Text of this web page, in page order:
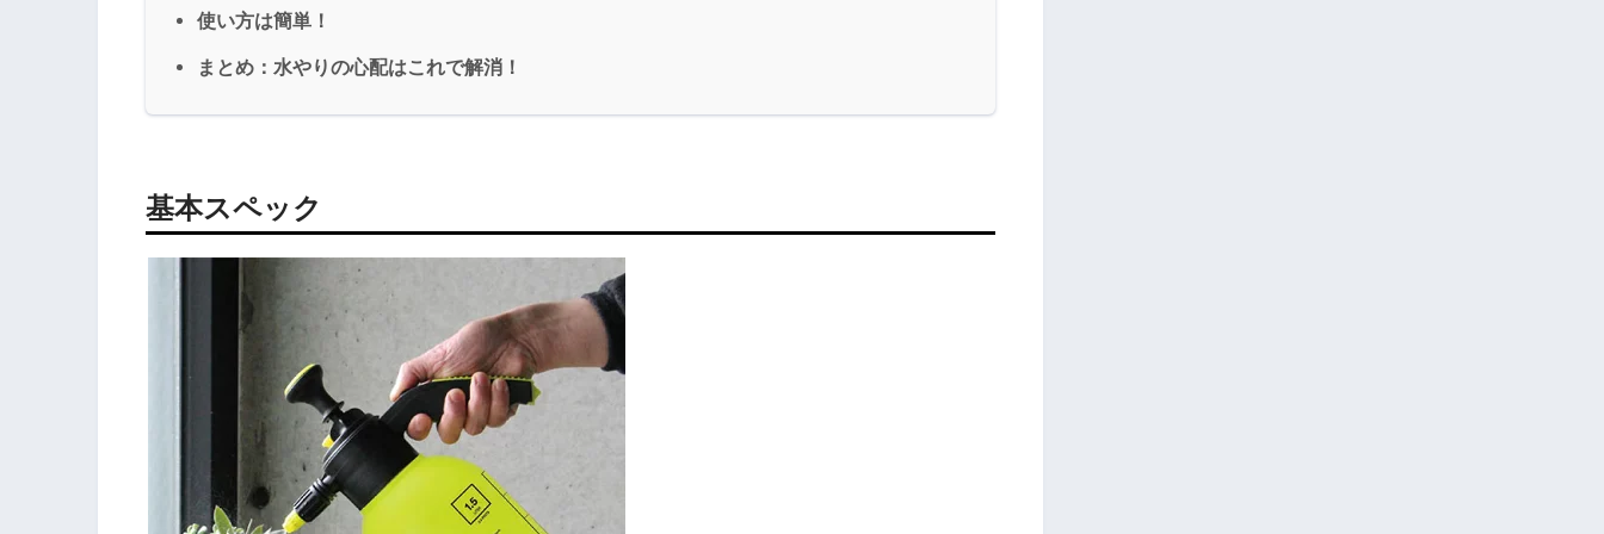
使い方は簡単！
まとめ：水やりの心配はこれで解消！
基本スペック